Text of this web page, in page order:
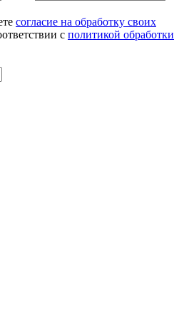
согласие на обработку своих
с политикой обработки